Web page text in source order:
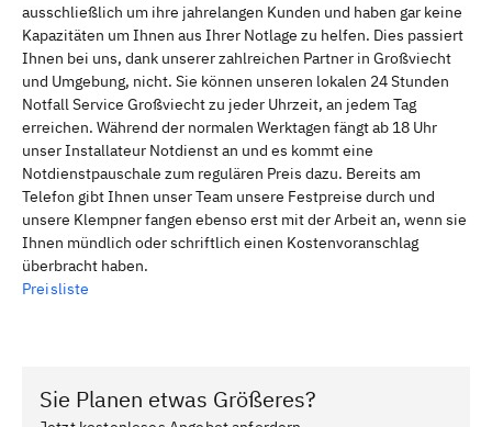
ausschließlich um ihre jahrelangen Kunden und haben gar keine
Kapazitäten um Ihnen aus Ihrer Notlage zu helfen. Dies passiert
Ihnen bei uns, dank unserer zahlreichen Partner in Großviecht
und Umgebung, nicht. Sie können unseren lokalen 24 Stunden
Notfall Service Großviecht zu jeder Uhrzeit, an jedem Tag
erreichen. Während der normalen Werktagen fängt ab 18 Uhr
unser Installateur Notdienst an und es kommt eine
Notdienstpauschale zum regulären Preis dazu. Bereits am
Telefon gibt Ihnen unser Team unsere Festpreise durch und
unsere Klempner fangen ebenso erst mit der Arbeit an, wenn sie
Ihnen mündlich oder schriftlich einen Kostenvoranschlag
überbracht haben.
Preisliste
Sie Planen etwas Größeres?